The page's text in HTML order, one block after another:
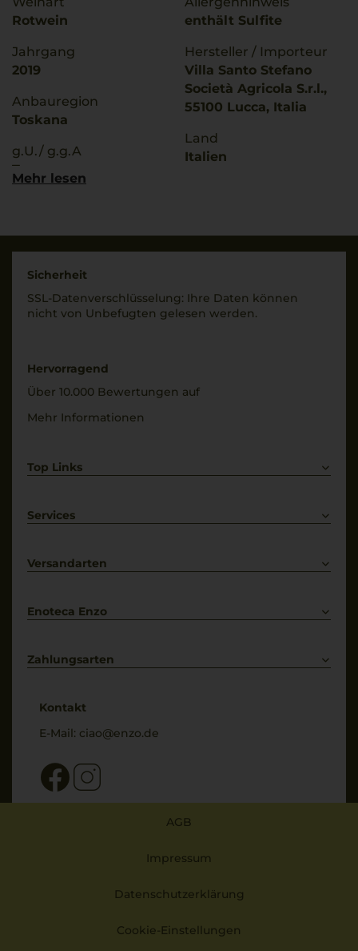
Rotwein
Jahrgang
2019
Anbauregion
Toskana
g.U./ g.g.A
Toscana
Trinktemperatur
18 °C
Alkoholgehalt
14,5 % Vol.
enthält Sulfite
Hersteller / Importeur
Villa Santo Stefano
Società Agricola S.r.l.,
55100 Lucca, Italia
Land
Italien
Geschmack
trocken
Mehr lesen
Sicherheit
SSL-Daten­verschlüs­selung: Ihre Daten können
nicht von Unbe­fugten gelesen werden.
Hervorragend
Über 10.000 Bewertungen auf
Mehr Informationen
Top Links
Weißwein
Services
Kontakt
Versandarten
Enoteca Enzo
Bewertungs-Richtlinien
Zahlungsarten
Kontakt
E-Mail: ciao@enzo.de
AGB
Impressum
Datenschutzerklärung
Cookie-Einstellungen